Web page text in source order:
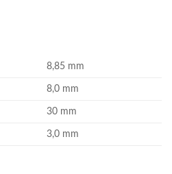
8,85 mm
8,0 mm
30 mm
3,0 mm